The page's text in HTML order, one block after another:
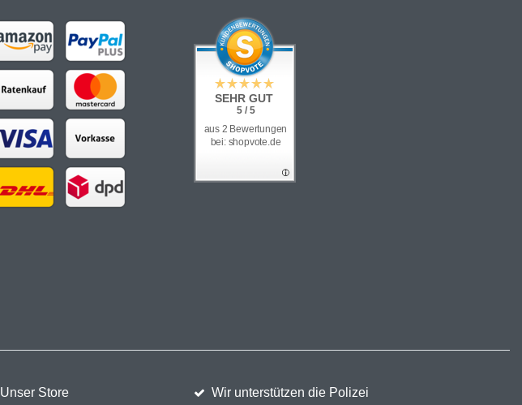
SEHR GUT
5 / 5
aus 2 Bewertungen
bei: shopvote.de
Unser Store Wir unterstützen die Polizei